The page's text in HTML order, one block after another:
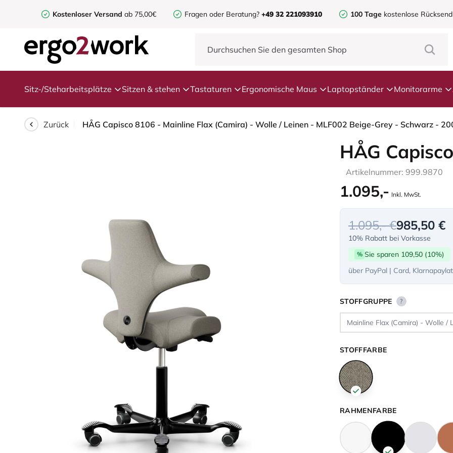
Kostenloser Versand ab 75,00€ Fragen oder Beratung? +49 32 221093910 100 Tage kostenlose
Sitz-/Steharbeitsplätze Sitzen & stehen Tastaturen Ergonomische Maus Laptopständer Monitorarme
Zurück
HÅG
Artikelnummer: 999.9870
1.095,- Inkl. MwSt.
1.095,- €985,50 €
10% Rabatt bei Vorkasse
% Sie sparen 109,50 (10%)
über PayPal | Card,
STOFFGRUPPE ?
STOFFFARBE
RAHMENFARBE